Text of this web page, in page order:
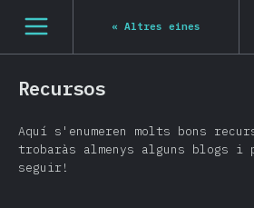
[ca-ES] general.open_nav
« Altres eines
Recursos
Aquí s'enumeren molts bons
trobaràs almenys alguns blogs i
seguir!